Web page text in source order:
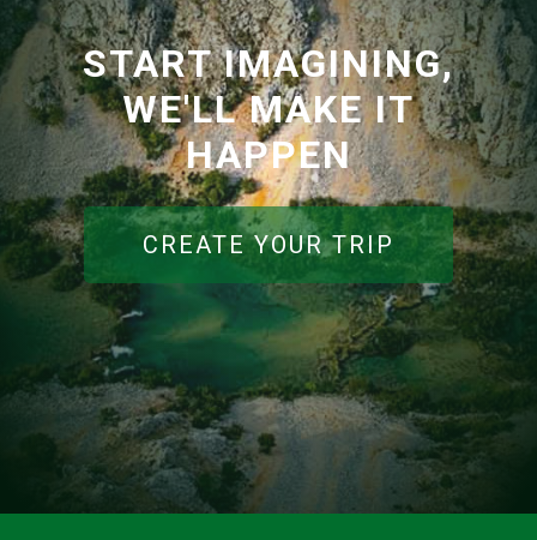
START IMAGINING,
WE'LL MAKE IT
HAPPEN
CREATE YOUR TRIP